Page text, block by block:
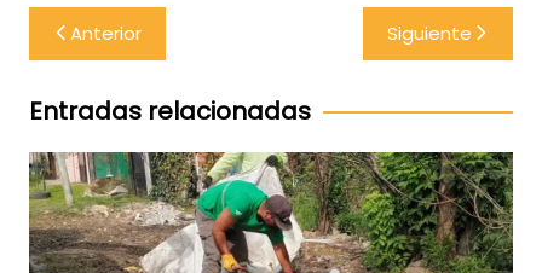
Navegación
de
entradas
Anterior Siguiente
Entradas relacionadas